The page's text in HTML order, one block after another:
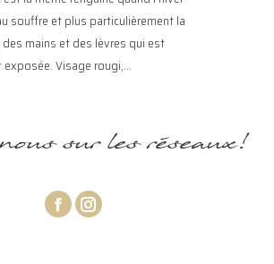
souffre et plus particulièrement la
mains et des lèvres qui est
Visage rougi,…
sur les réseaux!
FacebookInstagram